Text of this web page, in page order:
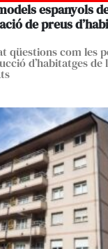
espanyols
de preus
qüestions com les
d’habitatges